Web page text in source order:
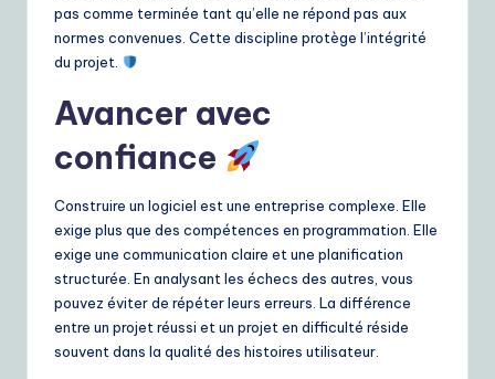
pas comme terminée tant qu’elle ne répond pas aux
normes convenues. Cette discipline protège l’intégrité
du projet.
Avancer avec
confiance
Construire un logiciel est une entreprise complexe. Elle
exige plus que des compétences en programmation. Elle
exige une communication claire et une planification
structurée. En analysant les échecs des autres, vous
pouvez éviter de répéter leurs erreurs. La différence
entre un projet réussi et un projet en difficulté réside
souvent dans la qualité des histoires utilisateur.